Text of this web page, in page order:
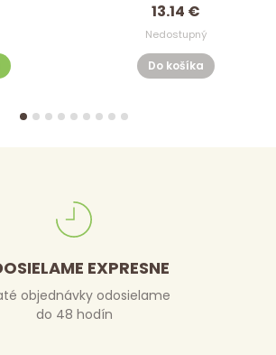
13.14 €
Nedostupný
Do košíka
EXPRESNE
objednávky odosielame
do 48 hodín